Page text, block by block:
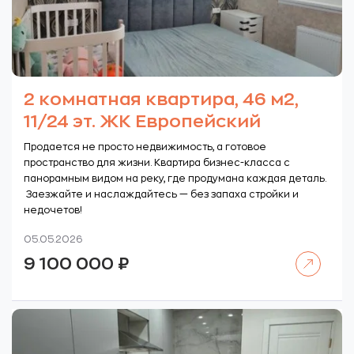
2 комнатная квартира, 46 м2,
11/24 эт. ЖК Европейский
Продается не просто недвижимость, а готовое
пространство для жизни. Квартира бизнес-класса с
панорамным видом на реку, где продумана каждая деталь.
Заезжайте и наслаждайтесь — без запаха стройки и
недочетов!
05.05.2026
9 100 000 ₽